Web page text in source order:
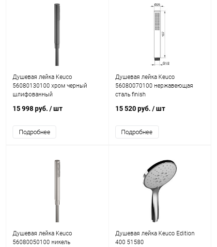
Душевая лейка Keuco
56080130100 хром черный
шлифованный
15 998 руб. / шт
Подробнее
Душевая лейка Keuco
56080070100 нержавеющая
сталь finish
15 520 руб. / шт
Подробнее
Душевая лейка Keuco
56080050100 никель
Душевая лейка Keuco Edition
400 51580